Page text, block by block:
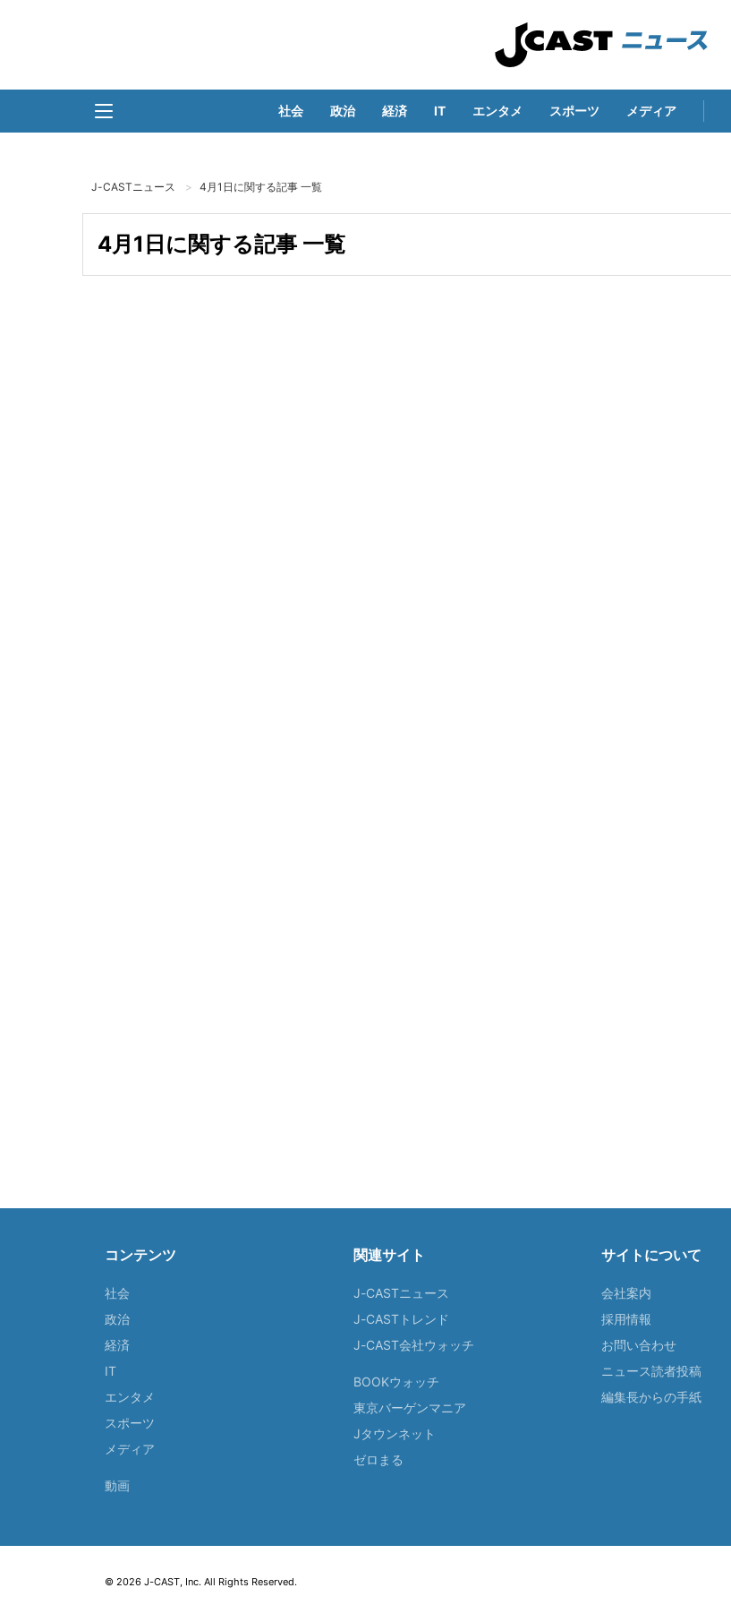
社会 政治 経済 IT エンタメ スポーツ メディア
J-CASTニュース 4月1日に関する記事 一覧
4月1日に関する記事 一覧
コンテンツ
社会
政治
経済
IT
エンタメ
スポーツ
メディア
動画
関連サイト
J-CASTニュース
J-CASTトレンド
J-CAST会社ウォッチ
BOOKウォッチ
東京バーゲンマニア
Jタウンネット
ゼロまる
サイトについて
会社案内
採用情報
お問い合わせ
ニュース読者投稿
編集長からの手紙
© 2026 J-CAST, Inc. All Rights Reserved.